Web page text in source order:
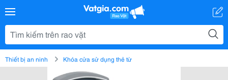
Thiết bị an ninh Khóa cửa sử dụng thẻ từ